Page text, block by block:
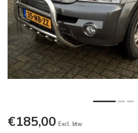
€185,00 Excl. btw